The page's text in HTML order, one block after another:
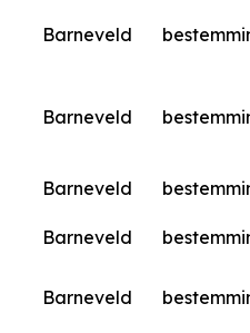
Barneveld
Barneveld
Barneveld
Barneveld
Barneveld